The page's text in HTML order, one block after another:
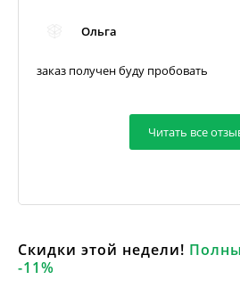
Ольга
заказ получен буду пробовать
Читать все
Скидки этой недели!
-11%